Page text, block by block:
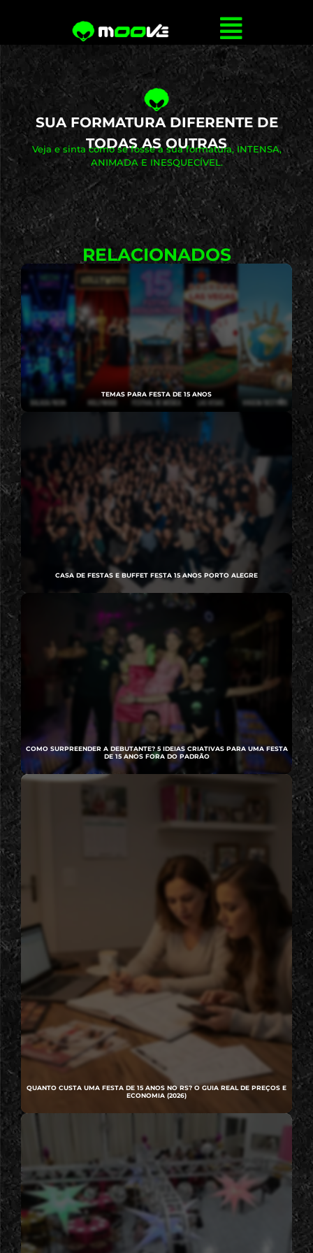
SUA FORMATURA DIFERENTE DE
TODAS AS OUTRAS
Veja e sinta como se fosse a sua formatura, INTENSA,
ANIMADA E INESQUECÍVEL.
RELACIONADOS
TEMAS PARA FESTA DE 15 ANOS
CASA DE FESTAS E BUFFET FESTA 15 ANOS PORTO ALEGRE
COMO SURPREENDER A DEBUTANTE? 5 IDEIAS CRIATIVAS PARA UMA FESTA
DE 15 ANOS FORA DO PADRÃO
QUANTO CUSTA UMA FESTA DE 15 ANOS NO RS? O GUIA REAL DE PREÇOS E
ECONOMIA (2026)